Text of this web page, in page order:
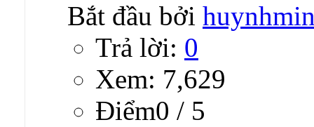
Bắt đầu bởi
Trả lời: 0
Xem: 7,629
Ðiểm0 / 5